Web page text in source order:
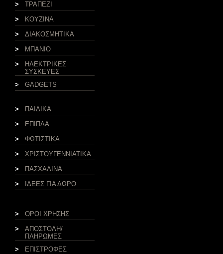
>
ΤΡΑΠΕΖΙ
>
ΚΟΥΖΙΝΑ
>
ΔΙΑΚΟΣΜΗΤΙΚΑ
>
ΜΠΑΝΙΟ
>
ΗΛΕΚΤΡΙΚΕΣ
ΣΥΣΚΕΥΕΣ
>
GADGETS
>
ΠΑΙΔΙΚΑ
>
ΕΠΙΠΛΑ
>
ΦΩΤΙΣΤΙΚΑ
>
ΧΡΙΣΤΟΥΓΕΝΝΙΑΤΙΚΑ
>
ΠΑΣΧΑΛΙΝΑ
>
ΙΔΕΕΣ ΓΙΑ ΔΩΡΟ
>
ΟΡΟΙ ΧΡΗΣΗΣ
>
ΑΠΟΣΤΟΛΗ/
ΠΛΗΡΩΜΕΣ
>
ΕΠΙΣΤΡΟΦΕΣ